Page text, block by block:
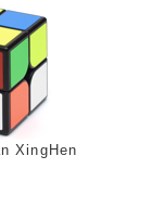
XingHen